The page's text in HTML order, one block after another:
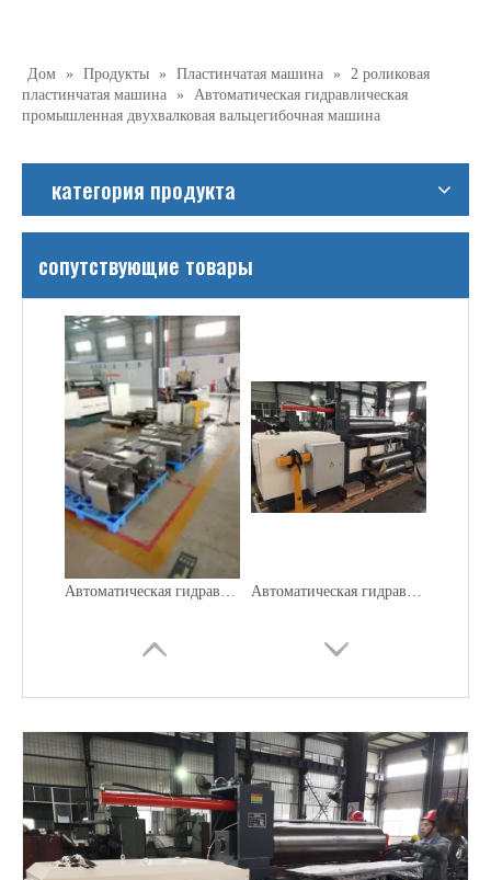
Дом » Продукты » Пластинчатая машина »
2 роликовая
пластинчатая машина »
Автоматическая гидравлическая
промышленная двухвалковая вальцегибочная машина
категория продукта
сопутствующие товары
Автоматическая гидравлическая двухвалковая листогибочная машина для коммерческого использования Автоматическая гидравлическая конусно-двухвалковая вальцегибочная машина